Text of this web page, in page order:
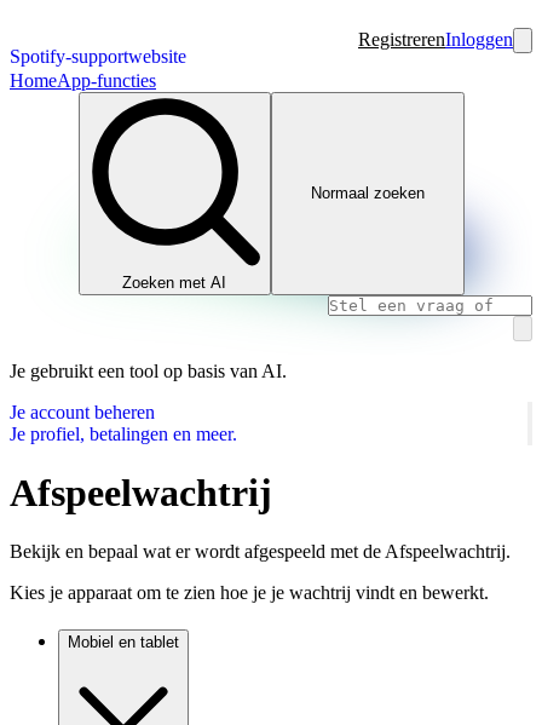
Spotify-supportwebsite
RegistrerenInloggen
HomeApp-functies
Zoeken met AI
Normaal zoeken
Je gebruikt een tool op basis van AI.
Je account beheren
Je profiel, betalingen en meer.
Afspeelwachtrij
Bekijk en bepaal wat er wordt afgespeeld met de Afspeelwachtrij.
Kies je apparaat om te zien hoe je je wachtrij vindt en bewerkt.
Mobiel en tablet